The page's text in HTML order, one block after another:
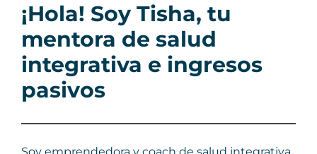
¡Hola! Soy Tisha, tu
mentora de salud
integrativa e ingresos
pasivos